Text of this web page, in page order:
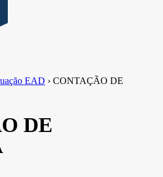
EAD › CONTAÇÃO DE
DE